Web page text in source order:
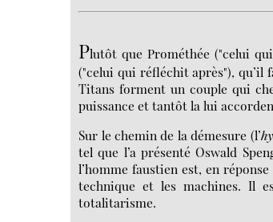
Plutôt que Prométhée ("celui
("celui qui réfléchit après"), qu’il
Titans forment un couple qui
puissance et tantôt la lui
Sur le chemin de la démesure (l’
tel que l’a présenté Oswald
l’homme faustien est, en
technique et les machines. Il
totalitarisme.